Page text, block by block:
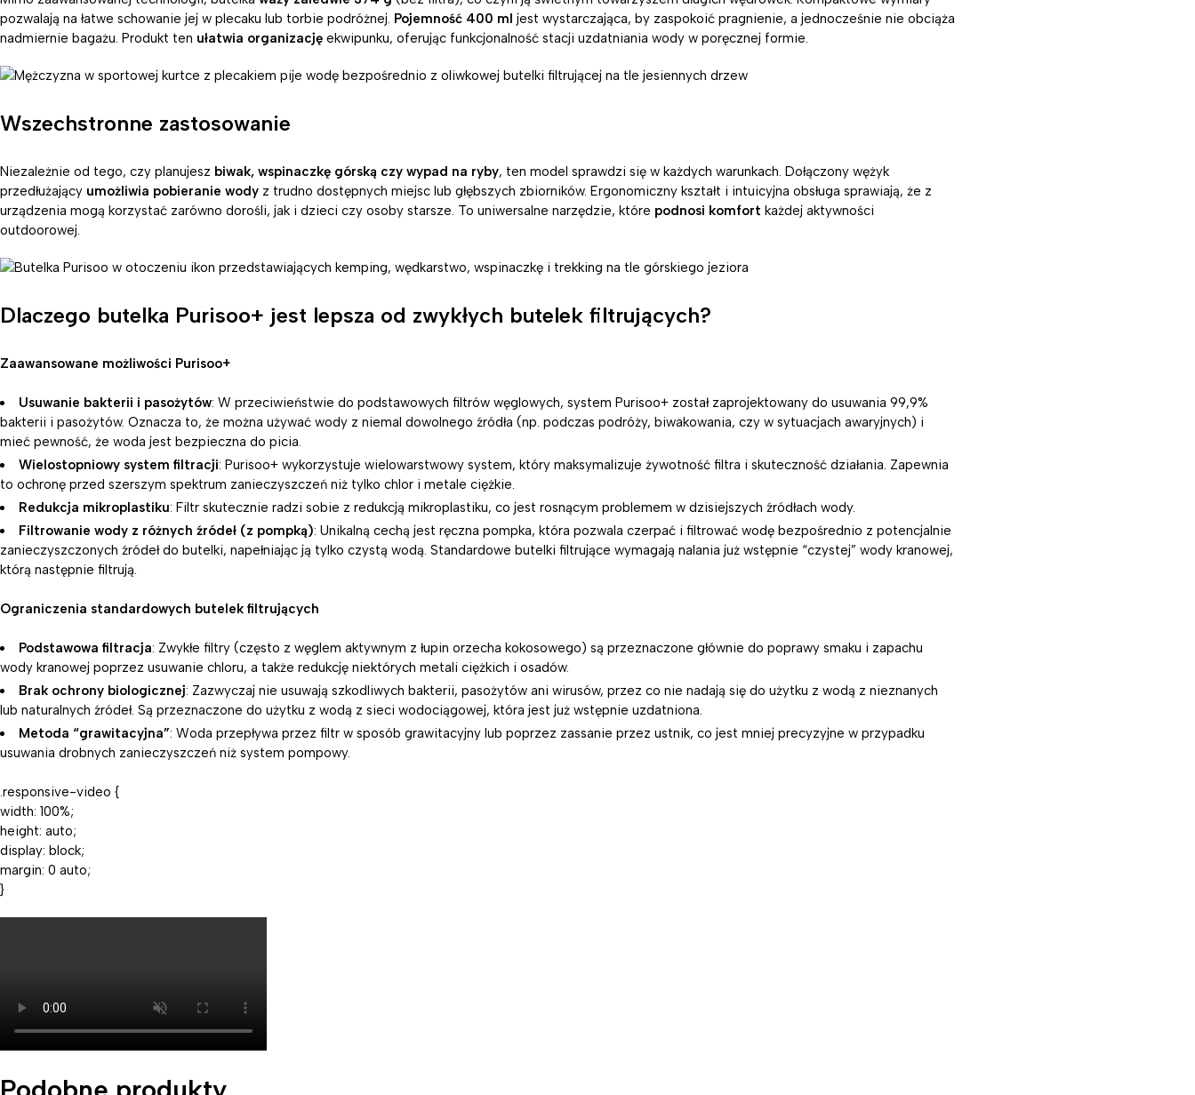
pozwalają na łatwe schowanie jej w plecaku lub torbie podróżnej. Pojemność 400 ml jest wystarczająca, by zaspokoić pragnienie, a jednocześnie nie obciąża
nadmiernie bagażu. Produkt ten ułatwia organizację ekwipunku, oferując funkcjonalność stacji uzdatniania wody w poręcznej formie.
Wszechstronne zastosowanie
Niezależnie od tego, czy planujesz biwak, wspinaczkę górską czy wypad na ryby, ten model sprawdzi się w każdych warunkach. Dołączony wężyk
przedłużający umożliwia pobieranie wody z trudno dostępnych miejsc lub głębszych zbiorników. Ergonomiczny kształt i intuicyjna obsługa sprawiają, że z
urządzenia mogą korzystać zarówno dorośli, jak i dzieci czy osoby starsze. To uniwersalne narzędzie, które podnosi komfort każdej aktywności
outdoorowej.
Dlaczego butelka Purisoo+ jest lepsza od zwykłych butelek filtrujących?
Zaawansowane możliwości Purisoo+
Usuwanie bakterii i pasożytów: W przeciwieństwie do podstawowych filtrów węglowych, system Purisoo+ został zaprojektowany do usuwania 99,9%
bakterii i pasożytów. Oznacza to, że można używać wody z niemal dowolnego źródła (np. podczas podróży, biwakowania, czy w sytuacjach awaryjnych) i
mieć pewność, że woda jest bezpieczna do picia.
Wielostopniowy system filtracji: Purisoo+ wykorzystuje wielowarstwowy system, który maksymalizuje żywotność filtra i skuteczność działania. Zapewnia
to ochronę przed szerszym spektrum zanieczyszczeń niż tylko chlor i metale ciężkie.
Redukcja mikroplastiku: Filtr skutecznie radzi sobie z redukcją mikroplastiku, co jest rosnącym problemem w dzisiejszych źródłach wody.
Filtrowanie wody z różnych źródeł (z pompką): Unikalną cechą jest ręczna pompka, która pozwala czerpać i filtrować wodę bezpośrednio z potencjalnie
zanieczyszczonych źródeł do butelki, napełniając ją tylko czystą wodą. Standardowe butelki filtrujące wymagają nalania już wstępnie “czystej” wody kranowej,
którą następnie filtrują.
Ograniczenia standardowych butelek filtrujących
Podstawowa filtracja: Zwykłe filtry (często z węglem aktywnym z łupin orzecha kokosowego) są przeznaczone głównie do poprawy smaku i zapachu
wody kranowej poprzez usuwanie chloru, a także redukcję niektórych metali ciężkich i osadów.
Brak ochrony biologicznej: Zazwyczaj nie usuwają szkodliwych bakterii, pasożytów ani wirusów, przez co nie nadają się do użytku z wodą z nieznanych
lub naturalnych źródeł. Są przeznaczone do użytku z wodą z sieci wodociągowej, która jest już wstępnie uzdatniona.
Metoda “grawitacyjna”: Woda przepływa przez filtr w sposób grawitacyjny lub poprzez zassanie przez ustnik, co jest mniej precyzyjne w przypadku
usuwania drobnych zanieczyszczeń niż system pompowy.
.responsive-video {
width: 100%;
height: auto;
display: block;
margin: 0 auto;
}